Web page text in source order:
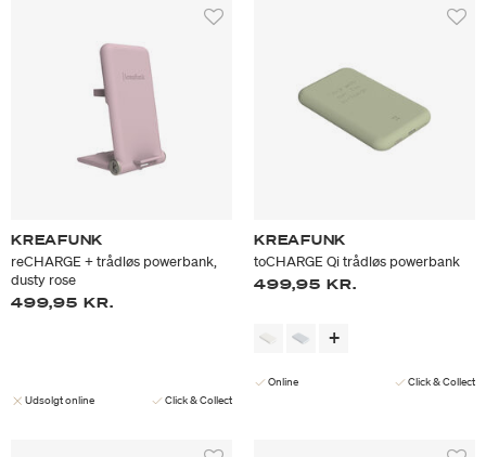
KREAFUNK
reCHARGE + trådløs powerbank,
dusty rose
499,95 KR.
Udsolgt online Click & Collect
KREAFUNK
toCHARGE Qi trådløs powerbank
499,95 KR.
Online Click & Collect